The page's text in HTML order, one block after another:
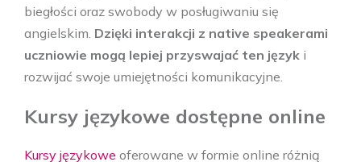
biegłości oraz swobody w posługiwaniu się
angielskim. Dzięki interakcji z native speakerami
uczniowie mogą lepiej przyswajać ten język i
rozwijać swoje umiejętności komunikacyjne.
Kursy językowe dostępne online
Kursy językowe oferowane w formie online różnią